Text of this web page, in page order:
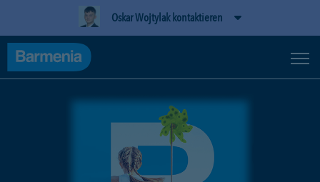
Oskar Wojtylak kontaktieren